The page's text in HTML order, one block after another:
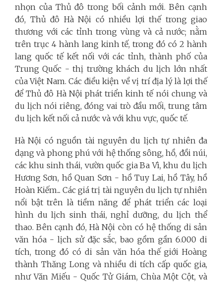
nhọn của Thủ đô trong bối cảnh mới. Bên cạnh
đó, Thủ đô Hà Nội có nhiều lợi thế trong giao
thương với các tỉnh trong vùng và cả nước; nằm
trên trục 4 hành lang kinh tế, trong đó có 2 hành
lang quốc tế kết nối với các tỉnh, thành phố của
Trung Quốc - thị trường khách du lịch lớn nhất
của Việt Nam. Các điều kiện về vị trí địa lý là lợi thế
để Thủ đô Hà Nội phát triển kinh tế nói chung và
du lịch nói riêng, đóng vai trò đầu mối, trung tâm
du lịch kết nối cả nước và với khu vực, quốc tế.
Hà Nội có nguồn tài nguyên du lịch tự nhiên đa
dạng và phong phú với hệ thống sông, hồ, đồi núi,
các khu sinh thái, vườn quốc gia Ba Vì, khu du lịch
Hương Sơn, hồ Quan Sơn - hồ Tuy Lai, hồ Tây, hồ
Hoàn Kiếm... Các giá trị tài nguyên du lịch tự nhiên
nổi bật trên là tiềm năng để phát triển các loại
hình du lịch sinh thái, nghỉ dưỡng, du lịch thể
thao. Bên cạnh đó, Hà Nội còn có hệ thống di sản
văn hóa - lịch sử đặc sắc, bao gồm gần 6.000 di
tích, trong đó có di sản văn hóa thế giới Hoàng
thành Thăng Long và nhiều di tích cấp quốc gia,
như Văn Miếu - Quốc Tử Giám, Chùa Một Cột, và